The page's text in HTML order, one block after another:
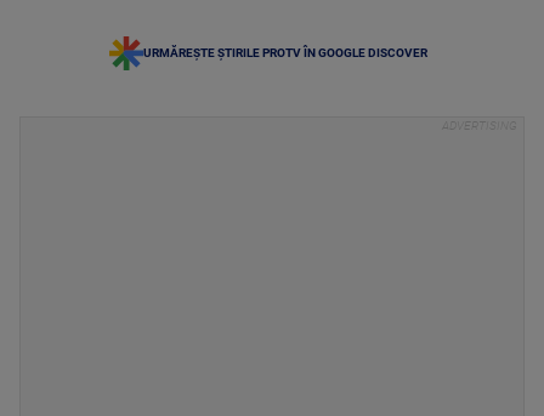
URMĂREȘTE ȘTIRILE PROTV ÎN GOOGLE DISCOVER